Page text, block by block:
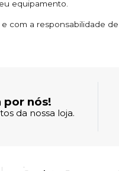
equipamento.
com a responsabilidade de
por nós!
da nossa loja.